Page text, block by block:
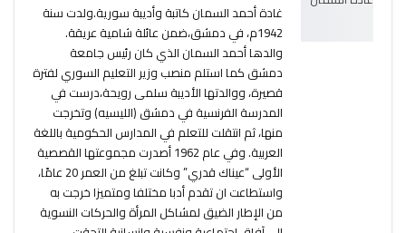
غادة أحمد السمان كاتبة وأديبة سورية.ولدت سنة
1942م، في دمشق،ضمن عائلة شامية عريقة.
والدها أحمد السمان الذي كان رئيس جامعة
دمشق كما استلم منصب وزير التعليم السوري لفترة
قصيرة، ووالدتها الأديبة سلمى رويحة،درست في
المدرسة الفرنسية في دمشق (الليسيه) وتخرجت
منها، ثم انتقلت للتعلم في المدارس الحكومية باللغة
العربية. وفي عام 1962 أصدرت مجموعتها القصصية
الأولى “عيناك قدري” وكانت تبلغ من العمر 20 عامًا،
واستطاعت ان تقدم أدبا مختلفا ومتميزا خرجت به
من الإطار الضيق لمشاكل المرأة والحركات النسوية